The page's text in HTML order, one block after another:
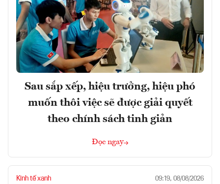
Sau sắp xếp, hiệu trưởng, hiệu phó
muốn thôi việc sẽ được giải quyết
theo chính sách tinh giản
Đọc ngay
Kinh tế xanh 09:19, 08/08/2026